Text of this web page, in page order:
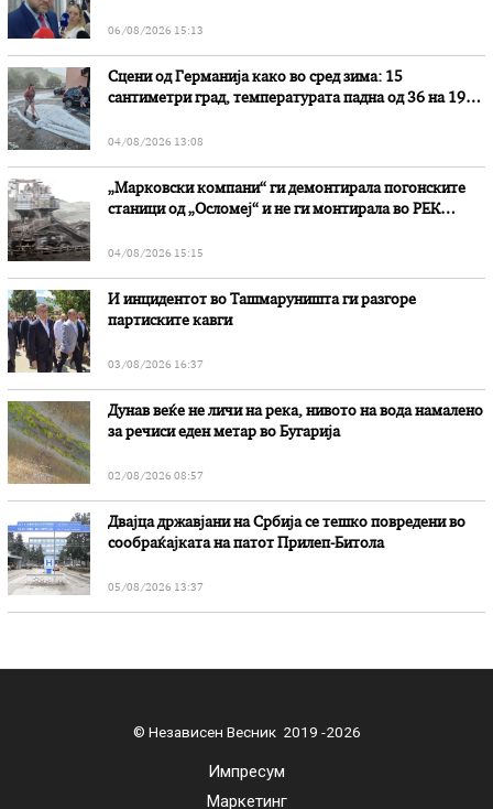
06/08/2026 15:13
Сцени од Германија како во сред зима: 15
сантиметри град, температурата падна од 36 на 19
04/08/2026 13:08
„Марковски компани“ ги демонтирала погонските
станици од „Осломеј“ и не ги монтирала во РЕК
04/08/2026 15:15
И инцидентот во Ташмаруништa ги разгоре
партиските кавги
03/08/2026 16:37
Дунав веќе не личи на река, нивото на вода намалено
за речиси еден метар во Бугарија
02/08/2026 08:57
Двајца државјани на Србија се тешко повредени во
сообраќајката на патот Прилеп-Битола
05/08/2026 13:37
© Независен Весник 2019 -2026
Импресум
Маркетинг